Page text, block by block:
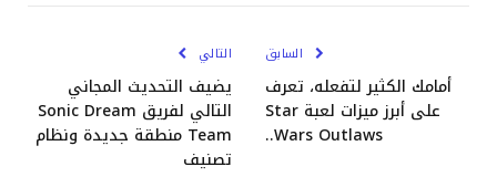
السابق
أمامك الكثير لتفعله، تعرف
على أبرز ميزات لعبة Star
Wars Outlaws..
التالي
يضيف التحديث المجاني
التالي لفريق Sonic Dream
Team منطقة جديدة ونظام
تصنيف